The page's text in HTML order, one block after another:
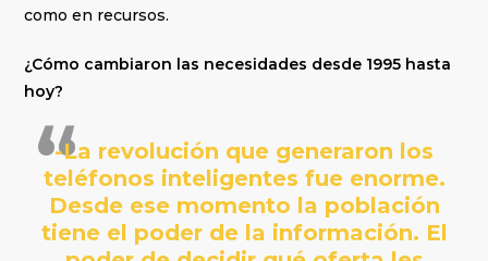
como en recursos.
¿Cómo cambiaron las necesidades desde 1995 hasta
hoy?
-La revolución que generaron los
teléfonos inteligentes fue enorme.
Desde ese momento la población
tiene el poder de la información. El